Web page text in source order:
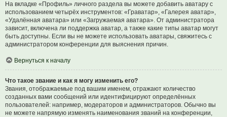
На вкладке «Профиль» личного раздела вы можете добавить аватару с
использованием четырёх инструментов: «Граватар», «Галерея аватар»,
«Удалённая аватара» или «Загружаемая аватара». От администратора
зависит, включена ли поддержка аватар, а также какие типы аватар могут
быть доступны. Если вы не можете использовать аватары, свяжитесь с
администратором конференции для выяснения причин.
Вернуться к началу
Что такое звание и как я могу изменить его?
Звания, отображаемые под вашим именем, отражают количество
созданных вами сообщений или идентифицируют определённых
пользователей: например, модераторов и администраторов. Обычно вы
не можете напрямую изменять наименования званий на конференции,